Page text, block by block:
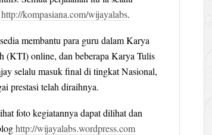
http://kompasiana.com/wijayalabs.
membantu para guru dalam Karya
(KTI) online, dan beberapa Karya Tulis
selalu masuk final di tingkat Nasional,
prestasi telah diraihnya.
foto kegiatannya dapat dilihat dan
http://wijayalabs.wordpress.com